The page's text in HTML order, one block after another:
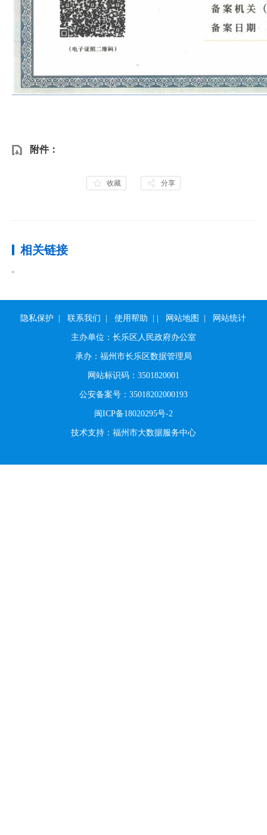
附件：
收藏 分享
相关链接
隐私保护 联系我们 使用帮助 网站地图 网站统计
主办单位：长乐区人民政府办公室
承办：福州市长乐区数据管理局
网站标识码：3501820001
公安备案号：35018202000193
闽ICP备18020295号-2
技术支持：福州市大数据服务中心